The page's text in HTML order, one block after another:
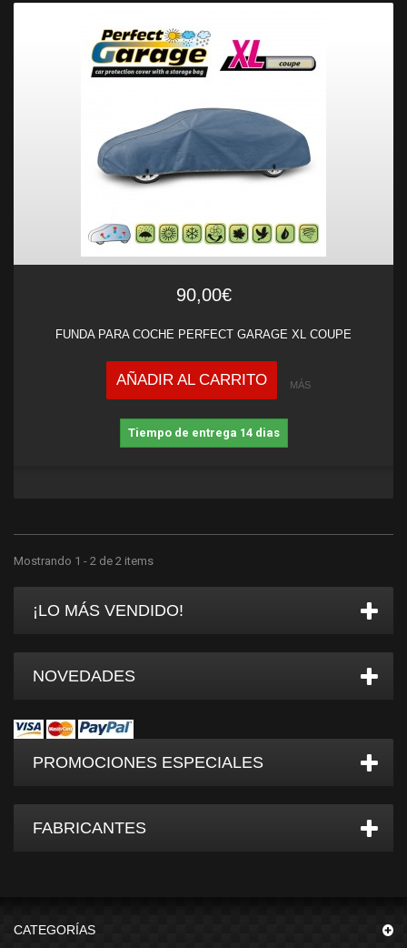
90,00€
FUNDA PARA COCHE PERFECT GARAGE XL COUPE
AÑADIR AL CARRITO MÁS
Tiempo de entrega 14 dias
Mostrando 1 - 2 de 2 items
¡LO MÁS VENDIDO!
NOVEDADES
PROMOCIONES ESPECIALES
FABRICANTES
CATEGORÍAS